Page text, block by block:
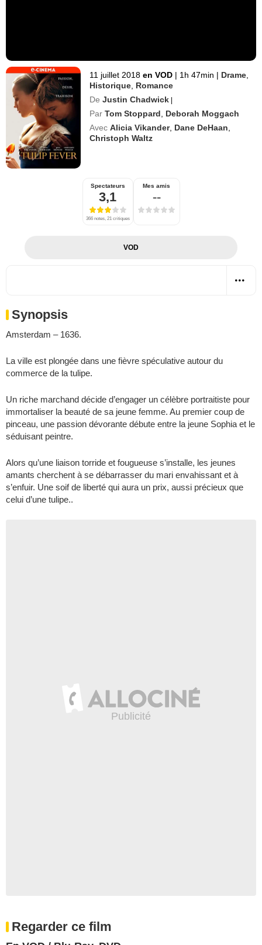
11 juillet 2018 en VOD | 1h 47min | Drame
Historique Romance
De Justin Chadwick |
Par Tom Stoppard
Deborah Moggach
Avec Alicia Vikander, Dane DeHaan
Christoph Waltz
Spectateurs
3,1
366 notes, 21 critiques
Mes amis
--
VOD
Synopsis
Amsterdam – 1636.
La ville est plongée dans une fièvre spéculative autour du
commerce de la tulipe.
Un riche marchand décide d’engager un célèbre portraitiste pour
immortaliser la beauté de sa jeune femme. Au premier coup de
pinceau, une passion dévorante débute entre la jeune Sophia et le
séduisant peintre.
Alors qu’une liaison torride et fougueuse s’installe, les jeunes
amants cherchent à se débarrasser du mari envahissant et à
s’enfuir. Une soif de liberté qui aura un prix, aussi précieux que
celui d’une tulipe..
Regarder ce film